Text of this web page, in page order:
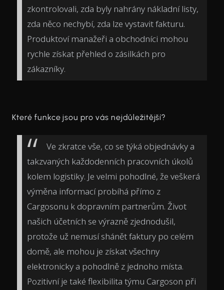
zkontrolovali, zda byly nahrány nákladní listy,
zda něco nechybí, zda lze vystavit fakturu.
Produktoví manažeři a obchodníci mohou
rychle získat přehled o zásilkách pro
zákazníky.
Které funkce jsou pro vás nejdůležitější?
Ve zkratce vše, co se týká objednávky a
takzvaných každodenních pracovních úkolů
kolem logistiky. Je velmi pohodlné, že veškerá
výměna informací probíhá přímo z
Cargosonu k dopravním partnerům. Život
našich účetních se výrazně zjednodušil,
protože už nemusí shánět faktury po celém
domě, ale mohou je získat všechny
elektronicky a pohodlně z jednoho místa.
Pozitivní je také flexibilita týmu Cargoson při